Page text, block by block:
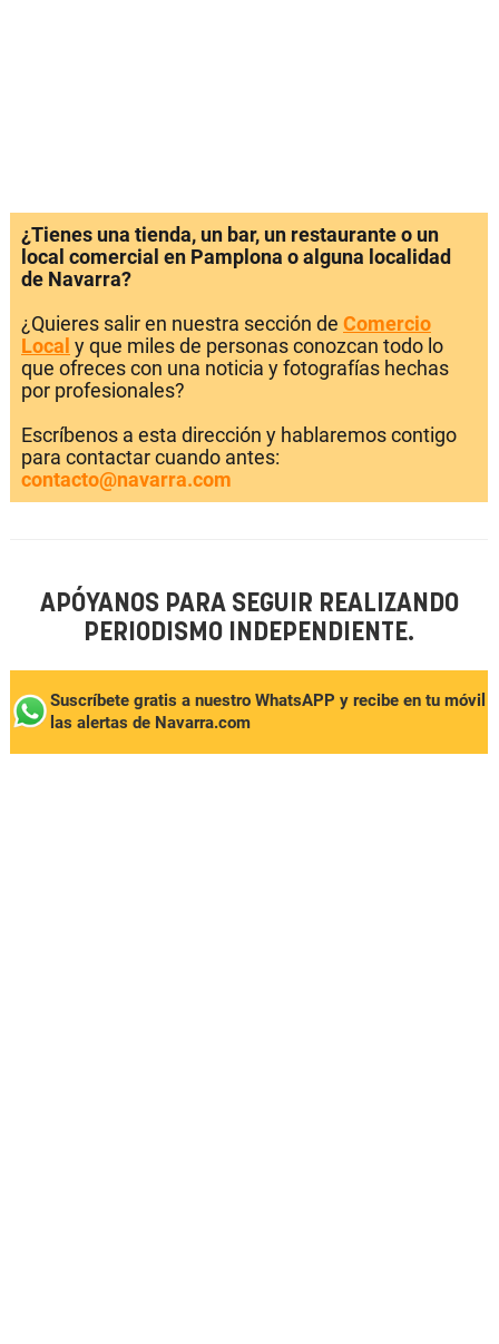
¿Tienes una tienda, un bar, un restaurante o un
local comercial en Pamplona o alguna localidad
de Navarra?
¿Quieres salir en nuestra sección de Comercio
Local y que miles de personas conozcan todo lo
que ofreces con una noticia y fotografías hechas
por profesionales?
Escríbenos a esta dirección y hablaremos contigo
para contactar cuando antes:
contacto@navarra.com
APÓYANOS PARA SEGUIR REALIZANDO
PERIODISMO INDEPENDIENTE.
Suscríbete gratis a nuestro WhatsAPP y recibe en tu móvil
las alertas de Navarra.com